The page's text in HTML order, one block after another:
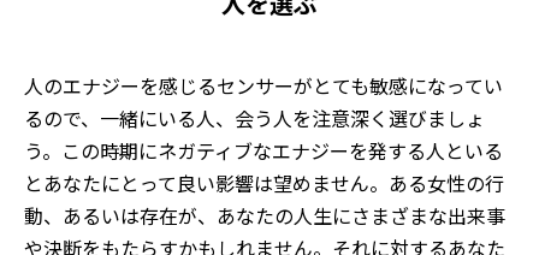
人のエナジーを感じるセンサーがとても敏感になってい
るので、一緒にいる人、会う人を注意深く選びましょ
う。この時期にネガティブなエナジーを発する人といる
とあなたにとって良い影響は望めません。ある女性の行
動、あるいは存在が、あなたの人生にさまざまな出来事
や決断をもたらすかもしれません。それに対するあなた